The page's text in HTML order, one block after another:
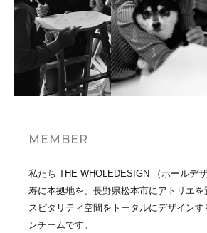
MEMBER
私たち THE WHOLEDESIGN （ホールデ
寿に本拠地を、長野県松本市にアトリエ
スピタリティ空間をトータルにデザインす
ンチームです。